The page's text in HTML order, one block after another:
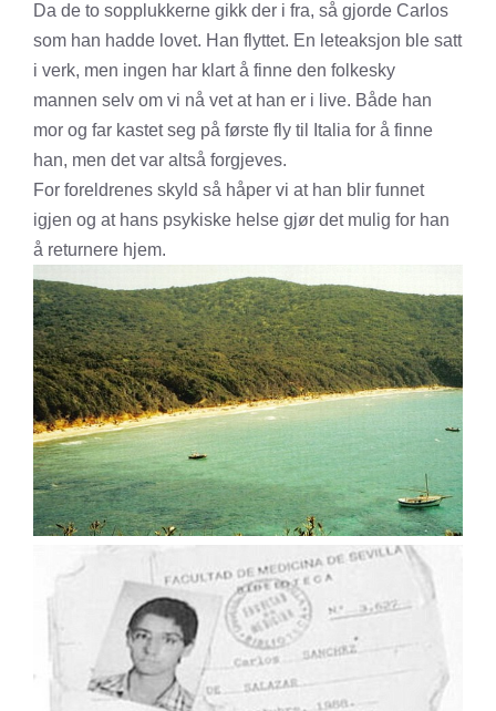
Da de to sopplukkerne gikk der i fra, så gjorde Carlos
som han hadde lovet. Han flyttet. En leteaksjon ble satt
i verk, men ingen har klart å finne den folkesky
mannen selv om vi nå vet at han er i live. Både han
mor og far kastet seg på første fly til Italia for å finne
han, men det var altså forgjeves.
For foreldrenes skyld så håper vi at han blir funnet
igjen og at hans psykiske helse gjør det mulig for han
å returnere hjem.